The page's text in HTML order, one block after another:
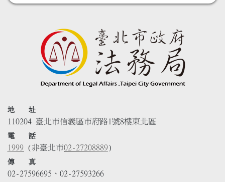
地 址
110204 臺北市信義區市府路1號8樓東北區
電 話
1999 (非臺北市02-27208889)
傳 真
02-27596695、02-27593266